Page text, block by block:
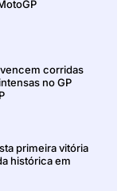
corridas
no GP
primeira vitória
histórica em